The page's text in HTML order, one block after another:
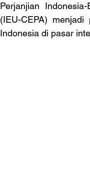
Perjanjian
(IEU-CEPA)
Indonesia di pasar